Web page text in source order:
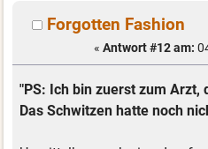
Forgotten Fashion
« Antwort #12 am:
"PS: Ich bin zuerst zum Arzt,
Das Schwitzen hatte noch